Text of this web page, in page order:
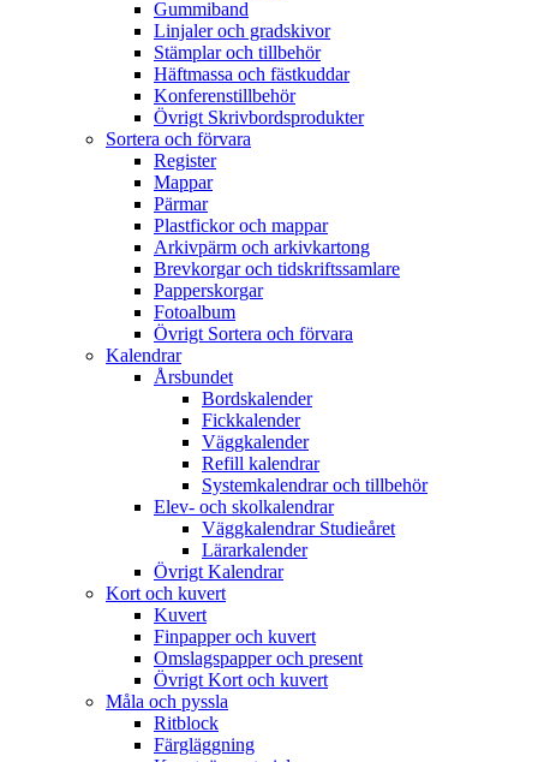
Gummiband
Linjaler och gradskivor
Stämplar och tillbehör
Häftmassa och fästkuddar
Konferenstillbehör
Övrigt Skrivbordsprodukter
Sortera och förvara
Register
Mappar
Pärmar
Plastfickor och mappar
Arkivpärm och arkivkartong
Brevkorgar och tidskriftssamlare
Papperskorgar
Fotoalbum
Övrigt Sortera och förvara
Kalendrar
Årsbundet
Bordskalender
Fickkalender
Väggkalender
Refill kalendrar
Systemkalendrar och tillbehör
Elev- och skolkalendrar
Väggkalendrar Studieåret
Lärarkalender
Övrigt Kalendrar
Kort och kuvert
Kuvert
Finpapper och kuvert
Omslagspapper och present
Övrigt Kort och kuvert
Måla och pyssla
Ritblock
Färgläggning